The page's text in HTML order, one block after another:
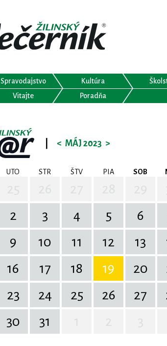
Spravodajstvo Kultúra
Vitajte
Poradňa
< MÁJ 2023 >
UTO STR ŠTV PIA SOB
2 3 4 5 6
9 10 11 12 13
16 17 18 19 20
23 24 25 26 27
30 31